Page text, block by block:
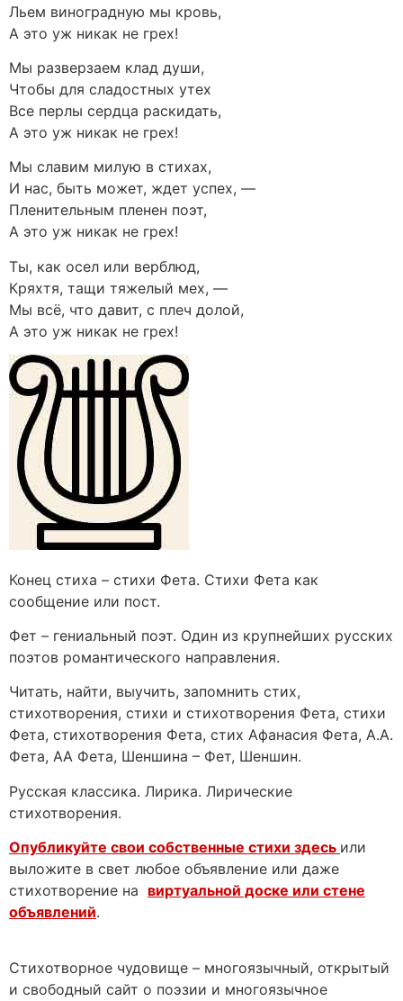
Льем виноградную мы кровь,
А это уж никак не грех!
Мы разверзаем клад души,
Чтобы для сладостных утех
Все перлы сердца раскидать,
А это уж никак не грех!
Мы славим милую в стихах,
И нас, быть может, ждет успех, —
Пленительным пленен поэт,
А это уж никак не грех!
Ты, как осел или верблюд,
Кряхтя, тащи тяжелый мех, —
Мы всё, что давит, с плеч долой,
А это уж никак не грех!
Конец стиха – стихи Фета. Стихи Фета как
сообщение или пост.
Фет – гениальный поэт. Один из крупнейших русских
поэтов романтического направления.
Читать, найти, выучить, запомнить стих,
стихотворения, стихи и стихотворения Фета, стихи
Фета, стихотворения Фета, стих Афанасия Фета, А.А.
Фета, АА Фета, Шеншина – Фет, Шеншин.
Русская классика. Лирика. Лирические
стихотворения.
Опубликуйте свои собственные стихи здесь или
выложите в свет любое объявление или даже
стихотворение на виртуальной доске или стене
объявлений.
Стихотворное чудовище – многоязычный, открытый
и свободный сайт о поэзии и многоязычное